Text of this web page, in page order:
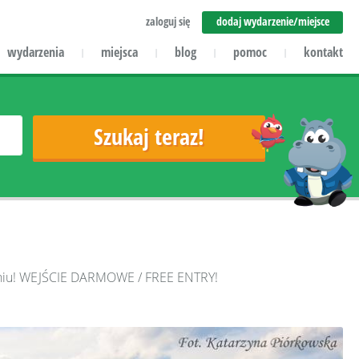
zaloguj się dodaj wydarzenie/miejsce
wydarzenia | miejsca | blog | pomoc | kontakt
DARMOWE / FREE ENTRY!